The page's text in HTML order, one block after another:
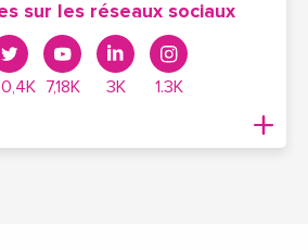
sur les réseaux sociaux
7,18K 3K 1.3K